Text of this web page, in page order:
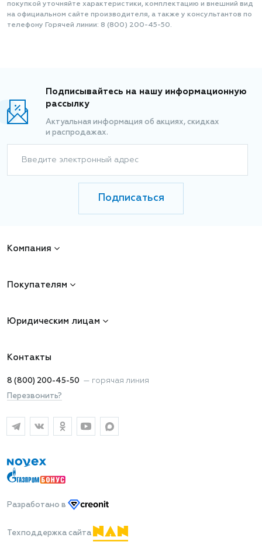
покупкой уточняйте характеристики, комплектацию и внешний вид
на официальном сайте производителя, а также у консультантов по
телефону Горячей линии: 8 (800) 200-45-50.
Подписывайтесь на нашу информационную
рассылку
Актуальная информация об акциях, скидках
и распродажах.
Введите электронный адрес
Подписаться
Компания
Покупателям
Юридическим лицам
Контакты
8 (800) 200-45-50 — горячая линия
Перезвонить?
Разработано в
Техподдержка сайта